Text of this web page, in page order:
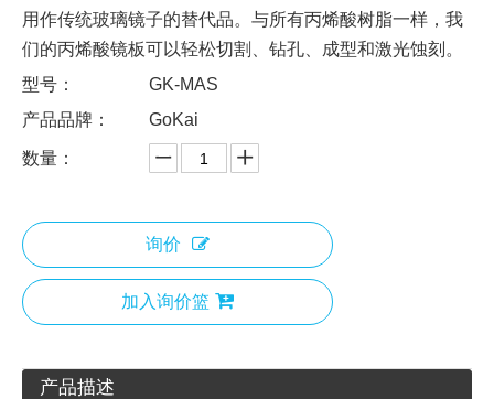
用作传统玻璃镜子的替代品。与所有丙烯酸树脂一样，我
们的丙烯酸镜板可以轻松切割、钻孔、成型和激光蚀刻。
型号：
GK-MAS
产品品牌：
GoKai
数量：
询价
加入询价篮
产品描述